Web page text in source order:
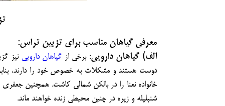
معرفی گیاهان مناسب برای تزیین تراس:
الف) گیاهان دارویی: برخی از گیاهان دارویی نیز
دوست هستند و مشکلات به خصوص خود را دارند،
خانواده نعنا را در بالکن شمالی کاشت. همچنین جعفری
شنبلیله و زیره در چنین محیطی زنده خواهند ماند.